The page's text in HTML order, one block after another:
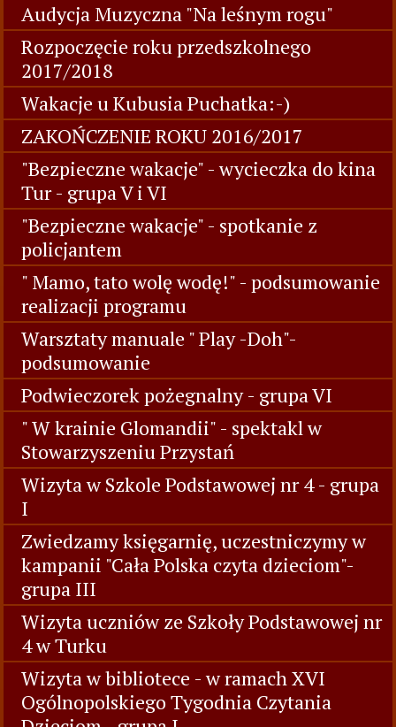
Audycja Muzyczna "Na leśnym rogu"
Rozpoczęcie roku przedszkolnego
2017/2018
Wakacje u Kubusia Puchatka:-)
ZAKOŃCZENIE ROKU 2016/2017
"Bezpieczne wakacje" - wycieczka do kina
Tur - grupa V i VI
"Bezpieczne wakacje" - spotkanie z
policjantem
" Mamo, tato wolę wodę!" - podsumowanie
realizacji programu
Warsztaty manuale " Play -Doh"-
podsumowanie
Podwieczorek pożegnalny - grupa VI
" W krainie Glomandii" - spektakl w
Stowarzyszeniu Przystań
Wizyta w Szkole Podstawowej nr 4 - grupa
I
Zwiedzamy księgarnię, uczestniczymy w
kampanii "Cała Polska czyta dzieciom"-
grupa III
Wizyta uczniów ze Szkoły Podstawowej nr
4 w Turku
Wizyta w bibliotece - w ramach XVI
Ogólnopolskiego Tygodnia Czytania